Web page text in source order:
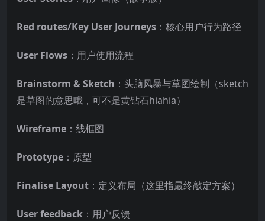
Red routes/Key User Journeys ：核心用户行为路径
User Flows ：用户使用流程
Brainstorm & Sketch ：头脑风暴与草图绘制（sketch
是草图的意思哦，可不是黄钻石hiahia）
Wireframe ：线框图
Prototype ：原型
Finalise Layout ：定义布局（这里指最终敲定方案）
User feedback ：用户反馈